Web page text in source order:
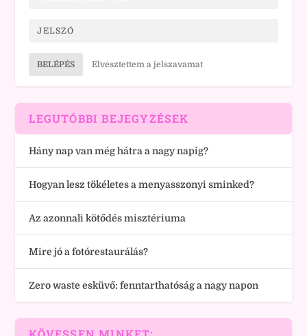
BELÉPÉS Elvesztettem a jelszavamat
LEGUTÓBBI BEJEGYZÉSEK
Hány nap van még hátra a nagy napig?
Hogyan lesz tökéletes a menyasszonyi sminked?
Az azonnali kötődés misztériuma
Mire jó a fotórestaurálás?
Zero waste esküvő: fenntarthatóság a nagy napon